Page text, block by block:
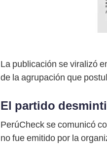
La publicación se viralizó
de la agrupación que
El partido
PerúCheck se comunicó
no fue emitido por la